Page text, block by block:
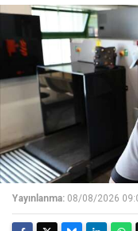
Yayınlanma: 08/08/2026